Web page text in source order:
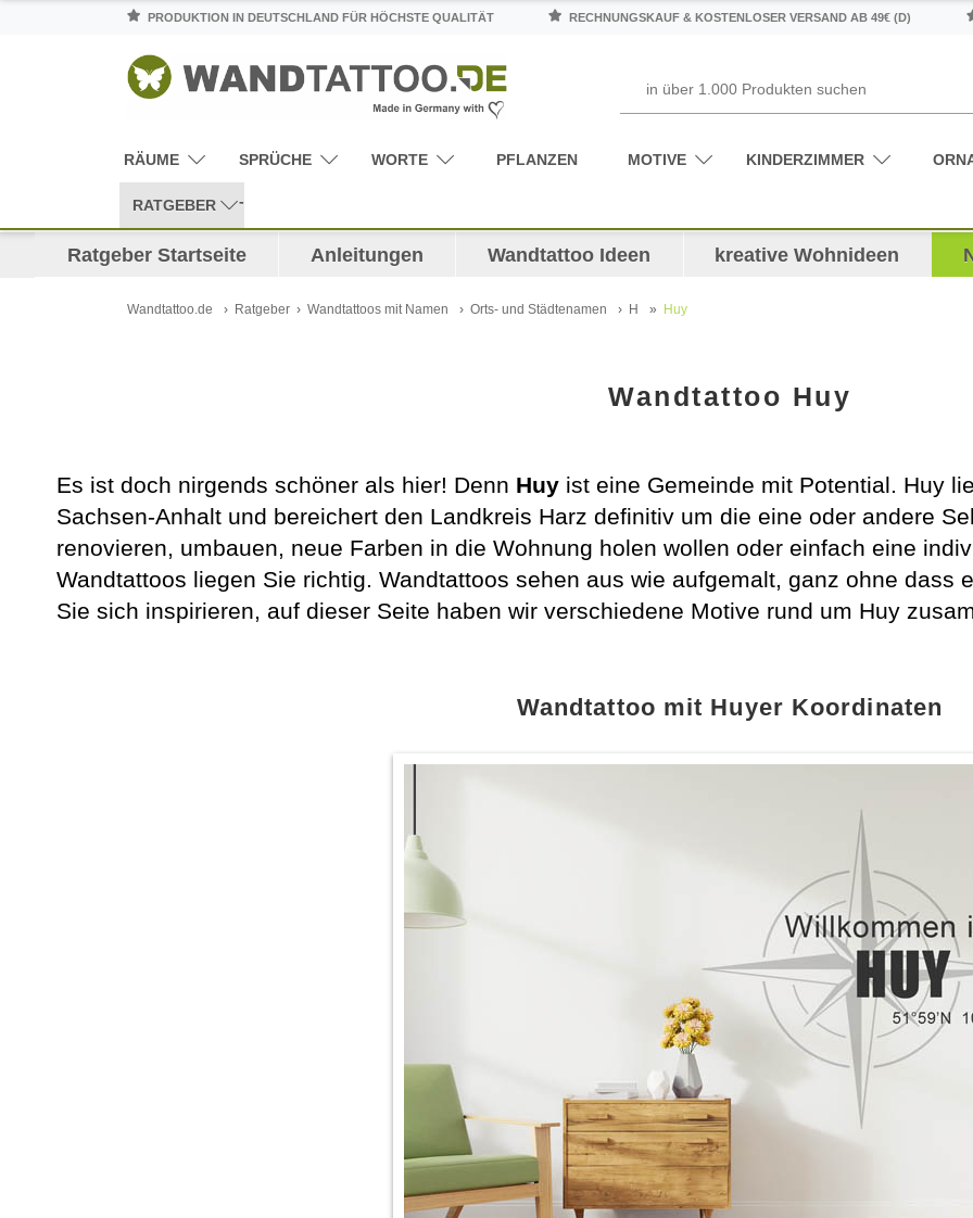
PRODUKTION IN DEUTSCHLAND FÜR HÖCHSTE QUALITÄT RECHNUNGSKAUF & KOSTENLOSER VERSAND AB 49€ (D)
RÄUME SPRÜCHE WORTE PFLANZEN MOTIVE KINDERZIMMER
RATGEBER
Ratgeber Startseite Anleitungen Wandtattoo Ideen kreative Wohnideen
Wandtattoo.de Ratgeber Wandtattoos mit Namen Orts- und Städtenamen H Huy
Wandtattoo Huy
Es ist doch nirgends schöner als hier! Denn Huy ist eine Gemeinde mit Potential. Huy
Sachsen-Anhalt und bereichert den Landkreis Harz definitiv um die eine oder andere
renovieren, umbauen, neue Farben in die Wohnung holen wollen oder einfach eine
Wandtattoos liegen Sie richtig. Wandtattoos sehen aus wie aufgemalt, ganz ohne dass
Sie sich inspirieren, auf dieser Seite haben wir verschiedene Motive rund um Huy
Wandtattoo mit Huyer Koordinaten